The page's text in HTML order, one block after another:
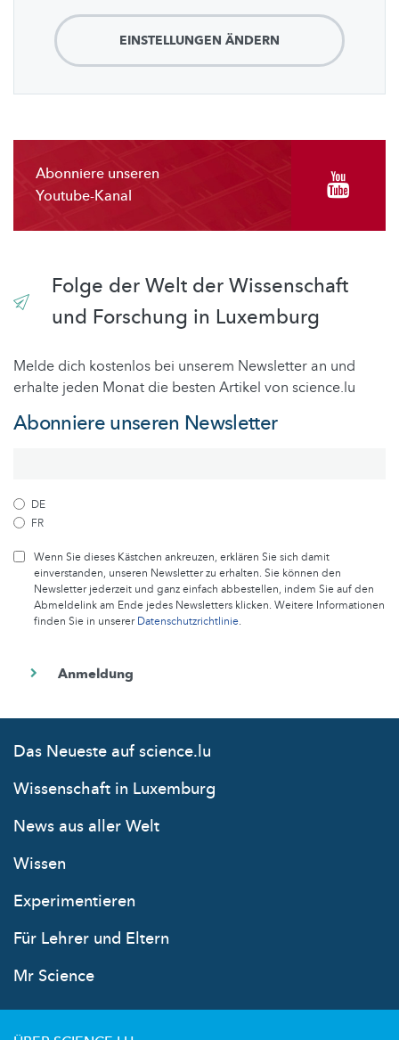
EINSTELLUNGEN ÄNDERN
Abonniere unseren
Youtube-Kanal
Folge der Welt der Wissenschaft
und Forschung in Luxemburg
Melde dich kostenlos bei unserem Newsletter an und
erhalte jeden Monat die besten Artikel von science.lu
Abonniere unseren Newsletter
DE
FR
Wenn Sie dieses Kästchen ankreuzen, erklären Sie sich damit
einverstanden, unseren Newsletter zu erhalten. Sie können den
Newsletter jederzeit und ganz einfach abbestellen, indem Sie auf den
Abmeldelink am Ende jedes Newsletters klicken. Weitere Informationen
finden Sie in unsererDatenschutzrichtlinie.
Das Neueste auf science.lu
Wissenschaft in Luxemburg
News aus aller Welt
Wissen
Experimentieren
Für Lehrer und Eltern
Mr Science